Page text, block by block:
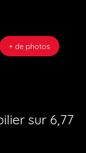
+ de photos
sur 6,77